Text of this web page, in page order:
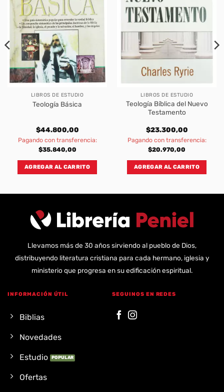
LIBROS DE ESTUDIO
Teología Básica
$44.800,00
Pagando con transferencia:
$35.840,00
AGREGAR AL CARRITO
LIBROS DE ESTUDIO
Teología Bíblica del Nuevo
Testamento
$23.300,00
Pagando con transferencia:
$20.970,00
AGREGAR AL CARRITO
Llevamos más de 30 años sirviendo al pueblo de Dios,
distribuyendo literatura cristiana para cada hermano, iglesia y
ministerio que progresa en su edificación espiritual.
INFORMACIÓN ÚTIL
Biblias
Novedades
Estudio
Ofertas
SEGUINOS EN REDES